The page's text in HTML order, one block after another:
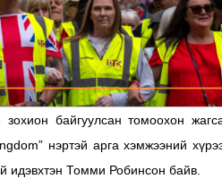
байгуулсан томоохон
нэртэй арга хэмжээний
идэвхтэн Томми Робинсон байв.